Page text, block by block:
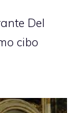
Del
cibo